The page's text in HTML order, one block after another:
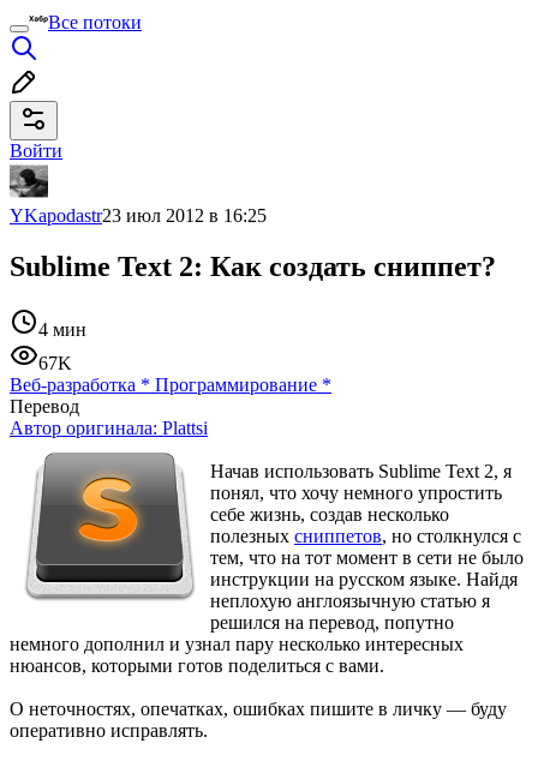
Все потоки
Войти
YKapodastr23 июл 2012 в 16:25
Sublime Text 2: Как создать сниппет?
4 мин
67K
Веб-разработка * Программирование *
Перевод
Автор оригинала: Plattsi
Начав использовать Sublime Text 2, я
понял, что хочу немного упростить
себе жизнь, создав несколько
полезныхсниппетов, но столкнулся с
тем, что на тот момент в сети не было
инструкции на русском языке. Найдя
неплохую англоязычную статью я
решился на перевод, попутно
немного дополнил и узнал пару несколько интересных
нюансов, которыми готов поделиться с вами.
О неточностях, опечатках, ошибках пишите в личку — буду
оперативно исправлять.